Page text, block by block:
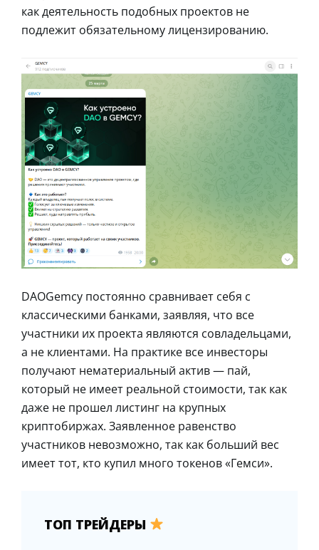
как деятельность подобных проектов не
подлежит обязательному лицензированию.
DAOGemcy постоянно сравнивает себя с
классическими банками, заявляя, что все
участники их проекта являются совладельцами,
а не клиентами. На практике все инвесторы
получают нематериальный актив — пай,
который не имеет реальной стоимости, так как
даже не прошел листинг на крупных
криптобиржах. Заявленное равенство
участников невозможно, так как больший вес
имеет тот, кто купил много токенов «Гемси».
ТОП ТРЕЙДЕРЫ